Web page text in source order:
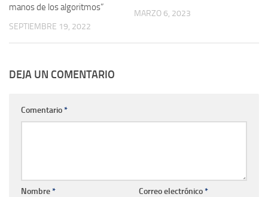
manos de los algoritmos”
SEPTIEMBRE 19, 2022
MARZO 6, 2023
DEJA UN COMENTARIO
Comentario*
Nombre* Correo electrónico*